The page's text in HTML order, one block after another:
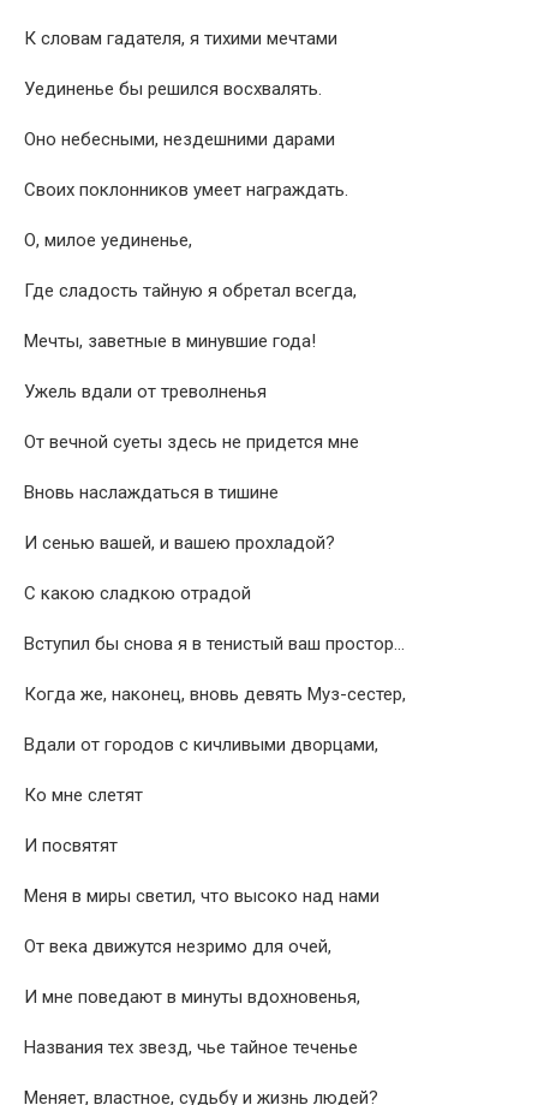
К словам гадателя, я тихими мечтами
Уединенье бы решился восхвалять.
Оно небесными, нездешними дарами
Своих поклонников умеет награждать.
О, милое уединенье,
Где сладость тайную я обретал всегда,
Мечты, заветные в минувшие года!
Ужель вдали от треволненья
От вечной суеты здесь не придется мне
Вновь наслаждаться в тишине
И сенью вашей, и вашею прохладой?
С какою сладкою отрадой
Вступил бы снова я в тенистый ваш простор…
Когда же, наконец, вновь девять Муз-сестер,
Вдали от городов с кичливыми дворцами,
Ко мне слетят
И посвятят
Меня в миры светил, что высоко над нами
От века движутся незримо для очей,
И мне поведают в минуты вдохновенья,
Названия тех звезд, чье тайное теченье
Меняет, властное, судьбу и жизнь людей?